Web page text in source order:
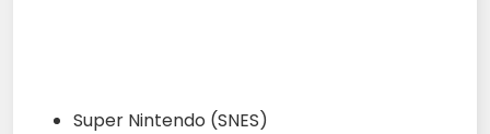
Super Nintendo (SNES)